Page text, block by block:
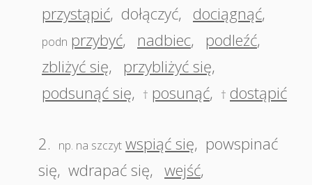
przystąpić, dołączyć, dociągnąć,
podn przybyć, nadbiec, podleźć,
zbliżyć się, przybliżyć się,
podsunąć się, † posunąć, † dostąpić
2. np. na szczyt wspiąć się, powspinać
się, wdrapać się, wejść,